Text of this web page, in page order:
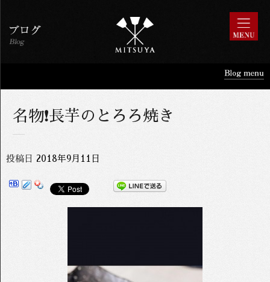
名物❗️長芋のとろろ焼き
投稿日 2018年9月11日